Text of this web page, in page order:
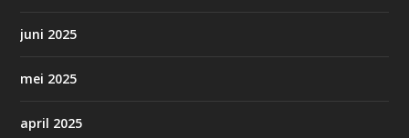
juni 2025
mei 2025
april 2025